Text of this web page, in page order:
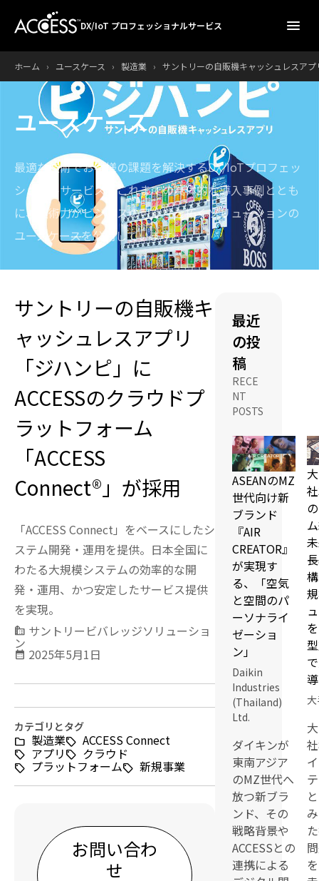
DX/IoT プロフェッショナルサービス menu
ホーム › ユースケース › 製造業 › サントリーの自販機キャッシュレスア
ユースケース
最適な技術でお客様の課題を解決するDX/IoTプロフェッ
ショナルサービス。 これまでの具体的な導入事例ととも
に、技術力がビジネスの可能性を拓くソリューションの
ユースケースを公開しています。
サントリーの自販機キ
ャッシュレスアプリ
「ジハンピ」に
ACCESSのクラウドプ
ラットフォーム
「ACCESS
Connect®」が採用
「ACCESS Connect」をベースにしたシ
ステム開発・運用を提供。日本全国に
わたる大規模システムの効率的な開
発・運用、かつ安定したサービス提供
を実現。
source_environment サントリービバレッジソリューショ
ン
calendar_month 2025年5月1日
カテゴリとタグ
製造業 ACCESS Connect
アプリ クラウド
プラットフォーム 新規事業
お問い合わ
せ
最近
の投
稿
RECE
NT
POSTS
ASEANのMZ
世代向け新
ブランド
『AIR
CREATOR』
が実現す
る、「空気
と空間のパ
ーソナライ
ゼーショ
ン」
Daikin
Industries
(Thailand)
Ltd.
ダイキンが
東南アジア
のMZ世代へ
放つ新ブラ
ンド、その
戦略背景や
ACCESSとの
連携による